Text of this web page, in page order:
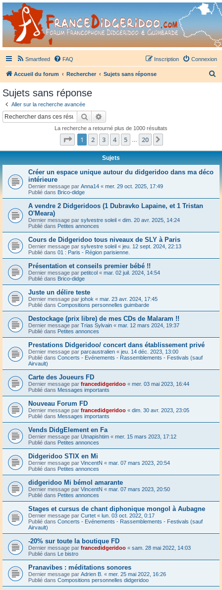
France Didgeridoo
Didgeridoo et Guimbarde sur France Didgeridoo - retrouvez la communauté.
Smartfeed FAQ Connexion
Inscription
Accueil du forum Rechercher Sujets sans réponse
Sujets sans réponse
Aller sur la recherche avancée
Rechercher
La recherche a retourné plus de 1000 résultats
Page 1sur20
1 2 3 4 5 20
Sujets
Créer un espace unique autour du didgeridoo dans ma déco
intérieure
Dernier message par Anna14 « mer. 29 oct. 2025, 17:49
Publié dans Brico-didge
A vendre 2 Didgeridoos (1 Dubravko Lapaine, et 1 Tristan
O'Meara)
Dernier message par sylvestre soleil « dim. 20 avr. 2025, 14:24
Publié dans Petites annonces
Cours de Didgeridoo tous niveaux de SLY à Paris
Dernier message par sylvestre soleil « jeu. 12 sept. 2024, 22:13
Publié dans 01 : Paris - Région parisienne.
Présentation et conseils premier bébé !!
Dernier message par petitcol « mar. 02 juil. 2024, 14:54
Publié dans Brico-didge
Juste un délire teste
Dernier message par johok « mar. 23 avr. 2024, 17:45
Publié dans Compositions personnelles guimbarde
Destockage (prix libre) de mes CDs de Malaram !!
Dernier message par Trias Sylvain « mar. 12 mars 2024, 19:37
Publié dans Petites annonces
Prestations Didgeridoo/ concert dans établissement privé
Dernier message par parcaustralien « jeu. 14 déc. 2023, 13:00
Publié dans Concerts - Evénements - Rassemblements - Festivals (sauf
Airvault)
Carte des Joueurs FD
Dernier message par francedidgeridoo « mer. 03 mai 2023, 16:44
Publié dans Messages importants
Nouveau Forum FD
Dernier message par francedidgeridoo « dim. 30 avr. 2023, 23:05
Publié dans Messages importants
Vends DidgElement en Fa
Dernier message par Utnapishtim « mer. 15 mars 2023, 17:12
Publié dans Petites annonces
Didgeridoo STIX en Mi
Dernier message par VincentN « mar. 07 mars 2023, 20:54
Publié dans Petites annonces
didgeridoo Mi bémol amarante
Dernier message par VincentN « mar. 07 mars 2023, 20:50
Publié dans Petites annonces
Stages et cursus de chant diphonique mongol à Aubagne
Dernier message par Curtet « lun. 03 oct. 2022, 0:17
Publié dans Concerts - Evénements - Rassemblements - Festivals (sauf
Airvault)
-20% sur toute la boutique FD
Dernier message par francedidgeridoo « sam. 28 mai 2022, 14:03
Publié dans Le bistro
Pranavibes : méditations sonores
Dernier message par Adrien B. « mer. 25 mai 2022, 16:26
Publié dans Compositions personnelles didgeridoo